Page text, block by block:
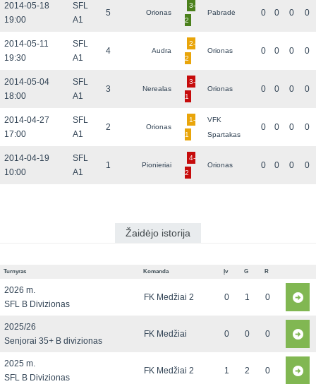
2014-05-18
19:00
SFL
A1
5 Orionas
3-
2
Pabradė 0 0 0 0
2014-05-11
19:30
SFL
A1
4 Audra
2-
2
Orionas 0 0 0 0
2014-05-04
18:00
SFL
A1
3 Nerealas
3-
1
Orionas 0 0 0 0
2014-04-27
17:00
SFL
A1
2 Orionas
1-
1
VFK
Spartakas
0 0 0 0
2014-04-19
10:00
SFL
A1
1 Pionieriai
4-
2
Orionas 0 0 0 0
Žaidėjo istorija
Turnyras Komanda Įv G R
2026 m.
SFL B Divizionas
FK Medžiai 2 0 1 0
2025/26
Senjorai 35+ B divizionas
FK Medžiai 0 0 0
2025 m.
SFL B Divizionas
FK Medžiai 2 1 2 0